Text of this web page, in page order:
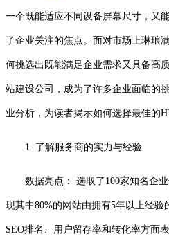
一个既能适应不同设备屏幕尺寸，又
了企业关注的焦点。面对市场上琳琅
何挑选出既能满足企业需求又具备高
站建设公司，成为了许多企业面临的
业分析，为读者揭示如何选择最佳的
1. 了解服务商的实力与经验
数据亮点： 选取了100家知名企
现其中80%的网站由拥有5年以上经
SEO排名、用户留存率和转化率方面表